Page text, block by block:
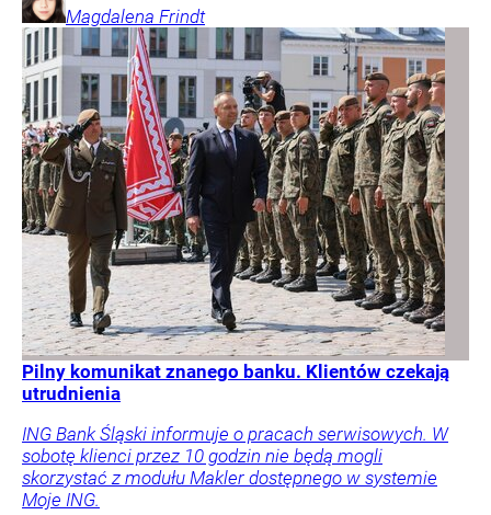
Magdalena Frindt
Pilny komunikat znanego banku. Klientów czekają
utrudnienia
ING Bank Śląski informuje o pracach serwisowych. W
sobotę klienci przez 10 godzin nie będą mogli
skorzystać z modułu Makler dostępnego w systemie
Moje ING.